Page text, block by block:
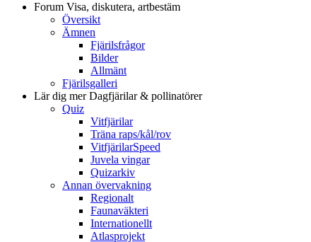
Forum Visa, diskutera, artbestäm
Översikt
Ämnen
Fjärilsfrågor
Bilder
Allmänt
Fjärilsgalleri
Lär dig merDagfjärilar & pollinatörer
Quiz
Vitfjärilar
Träna raps/kål/rov
VitfjärilarSpeed
Juvela vingar
Quizarkiv
Annan övervakning
Regionalt
Faunaväkteri
Internationellt
Atlasprojekt